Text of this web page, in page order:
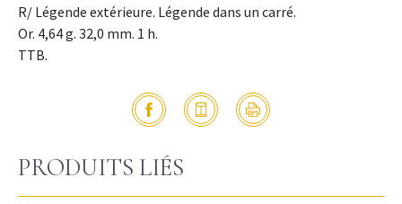
R/ Légende extérieure. Légende dans un carré.
Or. 4,64 g. 32,0 mm. 1 h.
TTB.
PRODUITS LIÉS